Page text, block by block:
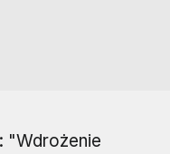
"Wdrożenie